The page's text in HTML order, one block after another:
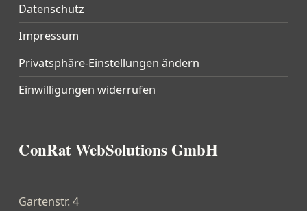
Datenschutz
Impressum
Privatsphäre-Einstellungen ändern
Einwilligungen widerrufen
ConRat WebSolutions GmbH
Gartenstr. 4